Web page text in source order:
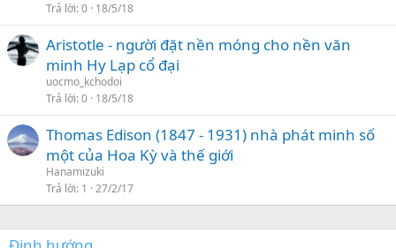
Trả lời 0 18/5/18
Aristotle - người đặt nền móng cho nền văn
minh Hy Lạp cổ đại
uocmo_kchodoi
Trả lời 0 18/5/18
Thomas Edison (1847 - 1931) nhà phát minh số
một của Hoa Kỳ và thế giới
Hanamizuki
Trả lời 1 27/2/17